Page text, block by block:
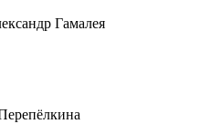
Гамалея